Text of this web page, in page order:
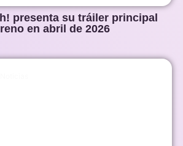
presenta su tráiler principal
en abril de 2026